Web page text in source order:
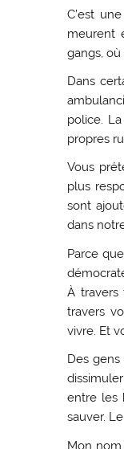
C’est
meurent
gangs,
Dans
police.
propres
Vous
plus
sont
dans
Parce
À travers
travers
vivre. Et
Des
entre les
sauver.
Mon